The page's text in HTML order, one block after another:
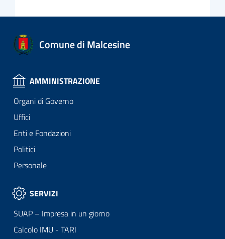
Comune di Malcesine
AMMINISTRAZIONE
Organi di Governo
Uffici
Enti e Fondazioni
Politici
Personale
SERVIZI
SUAP – Impresa in un giorno
Calcolo IMU - TARI